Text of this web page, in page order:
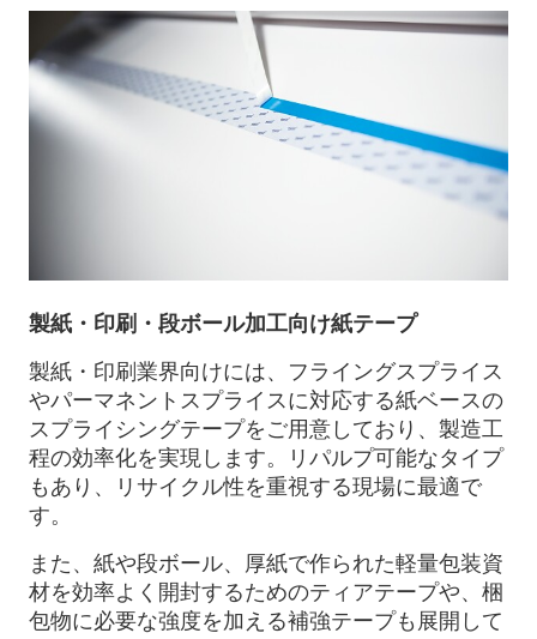
製紙・印刷・段ボール加工向け紙テープ
製紙・印刷業界向けには、フライングスプライス
やパーマネントスプライスに対応する紙ベースの
スプライシングテープをご用意しており、製造工
程の効率化を実現します。リパルプ可能なタイプ
もあり、リサイクル性を重視する現場に最適で
す。
また、紙や段ボール、厚紙で作られた軽量包装資
材を効率よく開封するためのティアテープや、梱
包物に必要な強度を加える補強テープも展開して